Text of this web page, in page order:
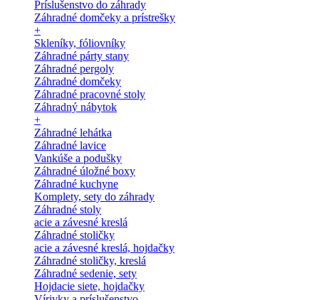
Príslušenstvo do záhrady
Záhradné domčeky a prístrešky
+
Skleníky, fóliovníky
Záhradné párty stany
Záhradné pergoly
Záhradné domčeky
Záhradné pracovné stoly
Záhradný nábytok
+
Záhradné lehátka
Záhradné lavice
Vankúše a podušky
Záhradné úložné boxy
Záhradné kuchyne
Komplety, sety do záhrady
Záhradné stoly
acie a závesné kreslá
Záhradné stoličky
acie a závesné kreslá, hojdačky
Záhradné stoličky, kreslá
Záhradné sedenie, sety
Hojdacie siete, hojdačky